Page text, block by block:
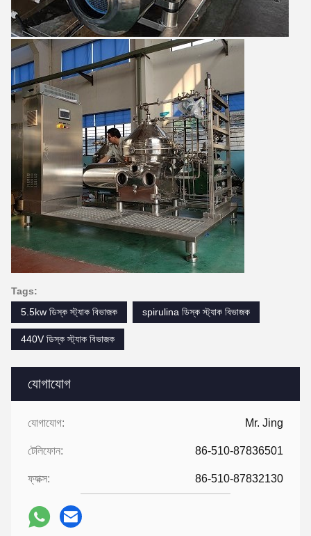
যোগাযোগ
যোগাযোগ: Mr. Jing
টেলিফোন: 86-510-87836501
ফ্যাক্স: 86-510-87832130
Tags:
5.5kw ডিস্ক স্ট্যাক বিভাজক
spirulina ডিস্ক স্ট্যাক বিভাজক
440V ডিস্ক স্ট্যাক বিভাজক